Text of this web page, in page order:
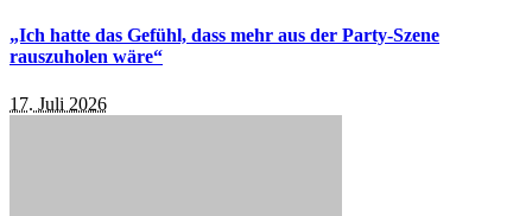
„Ich hatte das Gefühl, dass mehr aus der Party-Szene
rauszuholen wäre“
17. Juli 2026